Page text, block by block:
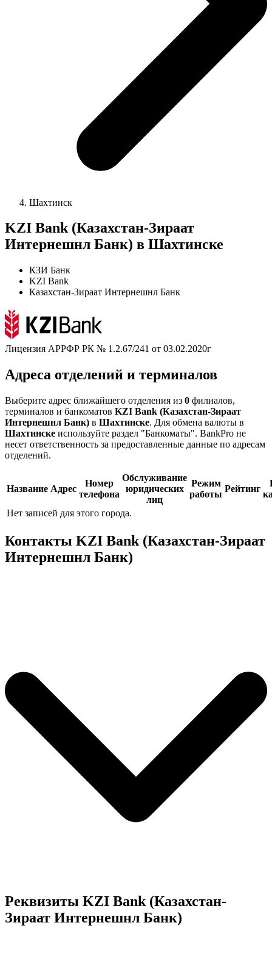
Шахтинск
KZI Bank (Казахстан-Зираат
Интернешнл Банк) в Шахтинске
КЗИ Банк
KZI Bank
Казахстан-Зираат Интернешнл Банк
Лицензия АРРФР РК № 1.2.67/241 от 03.02.2020г
Адреса отделений и терминалов
Выберите адрес ближайшего отделения из 0 филиалов,
терминалов и банкоматов KZI Bank (Казахстан-Зираат
Интернешнл Банк) в Шахтинске. Для обмена валюты в
Шахтинске используйте раздел "Банкоматы". BankPro не
несет ответственность за предоставленные данные по адресам
отделений.
Название Адрес
Номер
телефона
Обслуживание
юридических
лиц
Режим
работы
Рейтинг
Нет записей для этого города.
Контакты KZI Bank (Казахстан-Зираат
Интернешнл Банк)
Реквизиты KZI Bank (Казахстан-
Зираат Интернешнл Банк)